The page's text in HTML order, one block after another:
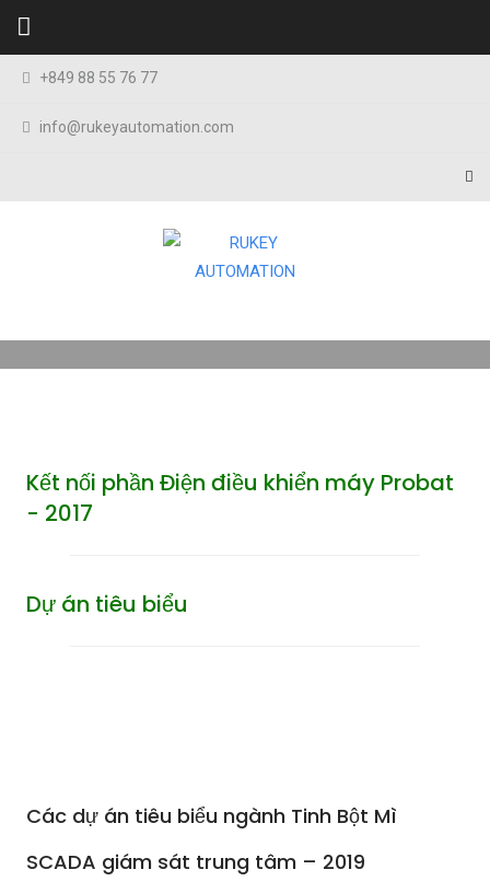
Skip to content
+849 88 55 76 77
info@rukeyautomation.com
Kết nối phần Điện điều khiển máy Probat
- 2017
Dự án tiêu biểu
Các dự án tiêu biểu ngành Tinh Bột Mì
SCADA giám sát trung tâm – 2019